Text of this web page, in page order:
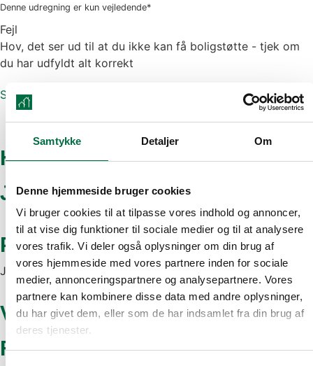
Samtykke Detaljer Om
Denne hjemmeside bruger cookies
Vi bruger cookies til at tilpasse vores indhold og annoncer,
til at vise dig funktioner til sociale medier og til at analysere
vores trafik. Vi deler også oplysninger om din brug af
vores hjemmeside med vores partnere inden for sociale
medier, annonceringspartnere og analysepartnere. Vores
partnere kan kombinere disse data med andre oplysninger,
du har givet dem, eller som de har indsamlet fra din brug af
deres tjenester.
Denne udregning er kun vejledende*
Fejl
Hov, det ser ud til at du ikke kan få boligstøtte - tjek om
du har udfyldt alt korrekt
Søg boligstøtte her
Husdyr
Ja, med tilladelse
Parkering
Ja
Vaskemuligheder
Findes i lejemålet